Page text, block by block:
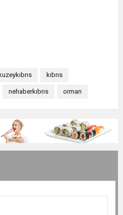
kıbrıs
nehaberkıbrıs orman